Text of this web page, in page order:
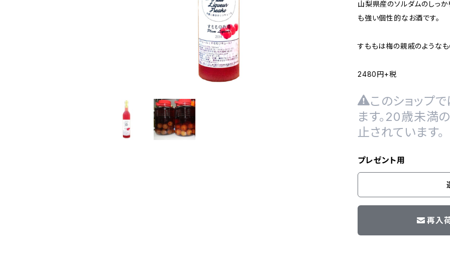
山梨県産のソルダムのしっか
も強い個性的なお酒です。
すももは梅の親戚のようなも
2480円+税
このショップ
ます。20歳未満
止されています。
プレゼント用
再入